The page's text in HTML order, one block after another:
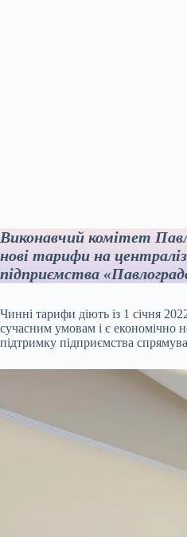
Виконавчий комітет
нові тарифи на
підприємства
Чинні тарифи діють із 1 січня
сучасним умовам і є економічно
підтримку підприємства